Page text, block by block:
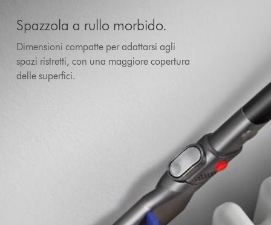
Spazzola a rullo morbido.
Dimensioni compatte per adattarsi agli
spazi ristretti, con una maggiore copertura
delle superfici.